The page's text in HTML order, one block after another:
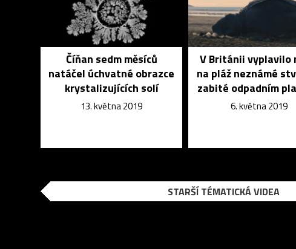
Číňan sedm měsíců
natáčel úchvatné obrazce
krystalizujících solí
13. května 2019
V Británii vyplavilo
na pláž neznámé
zabité odpadním
6. května 2019
STARŠÍ TÉMATICKÁ VIDEA